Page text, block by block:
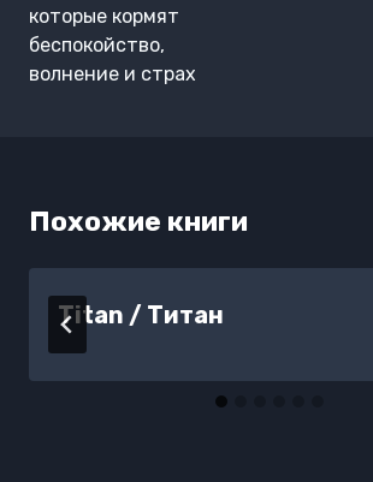
которые кормят
беспокойство,
волнение и страх
Похожие книги
Titan / Титан